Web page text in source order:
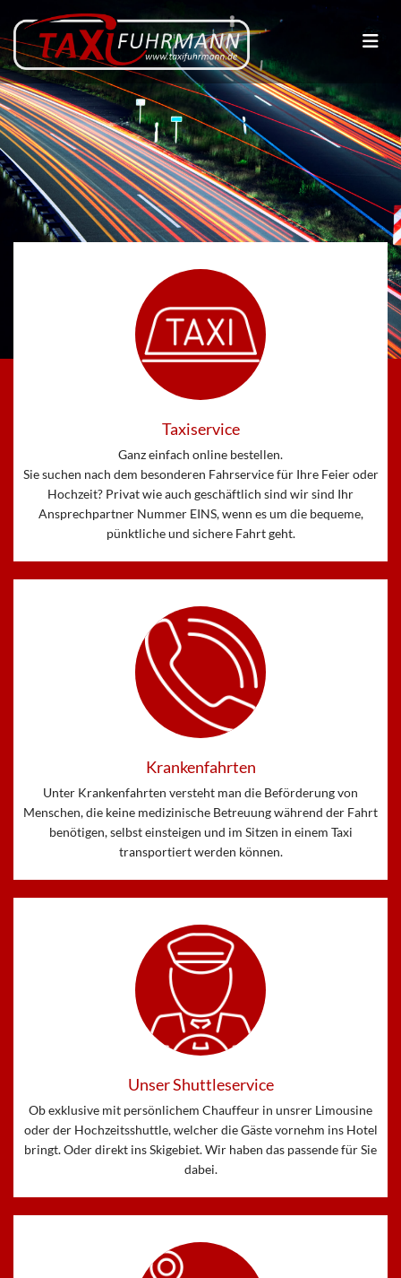
Taxiservice
Ganz einfach online bestellen.
Sie suchen nach dem besonderen Fahrservice für Ihre Feier oder
Hochzeit? Privat wie auch geschäftlich sind wir sind Ihr
Ansprechpartner Nummer EINS, wenn es um die bequeme,
pünktliche und sichere Fahrt geht.
Krankenfahrten
Unter Krankenfahrten versteht man die Beförderung von
Menschen, die keine medizinische Betreuung während der Fahrt
benötigen, selbst einsteigen und im Sitzen in einem Taxi
transportiert werden können.
Unser Shuttleservice
Ob exklusive mit persönlichem Chauffeur in unsrer Limousine
oder der Hochzeitsshuttle, welcher die Gäste vornehm ins Hotel
bringt. Oder direkt ins Skigebiet. Wir haben das passende für Sie
dabei.